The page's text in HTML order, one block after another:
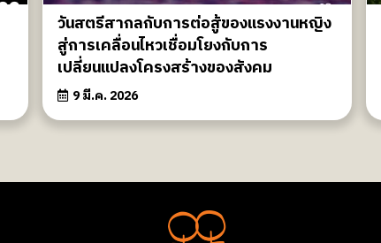
วันสตรีสากลกับการต่อสู้ของแรงงานหญิง
สู่การเคลื่อนไหวเชื่อมโยงกับการ
เปลี่ยนแปลงโครงสร้างของสังคม
9 มี.ค. 2026